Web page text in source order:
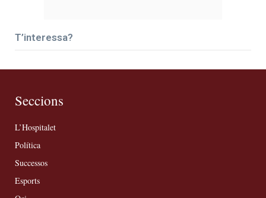
T’interessa?
Seccions
L’Hospitalet
Política
Successos
Esports